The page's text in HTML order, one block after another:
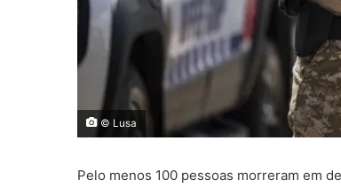
© Lusa
Pelo menos 100 pessoas morreram em